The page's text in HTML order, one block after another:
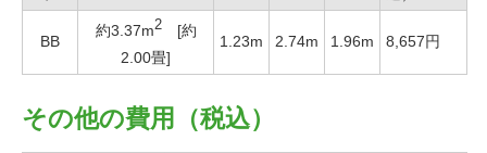
BB
約3.37m2[約
2.00畳]
1.23m 2.74m 1.96m 8,657円
その他の費用（税込）